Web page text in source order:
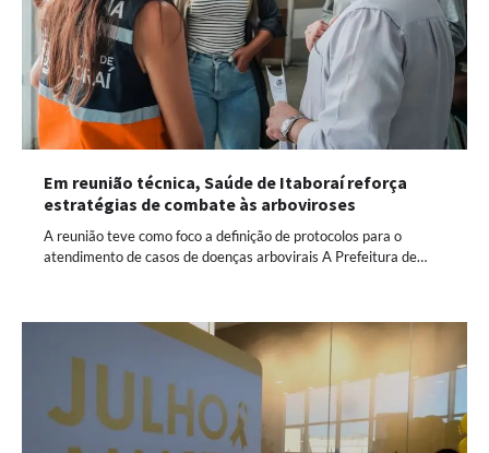
Em reunião técnica, Saúde de Itaboraí reforça
estratégias de combate às arboviroses
A reunião teve como foco a definição de protocolos para o
atendimento de casos de doenças arbovirais A Prefeitura de…